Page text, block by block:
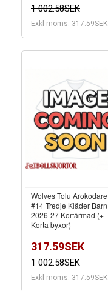
1 002.58SEK
Exkl moms: 317.59SEK
Wolves Tolu Arokodare
#14 Tredje Kläder Barn
2026-27 Kortärmad (+
Korta byxor)
317.59SEK
1 002.58SEK
Exkl moms: 317.59SEK